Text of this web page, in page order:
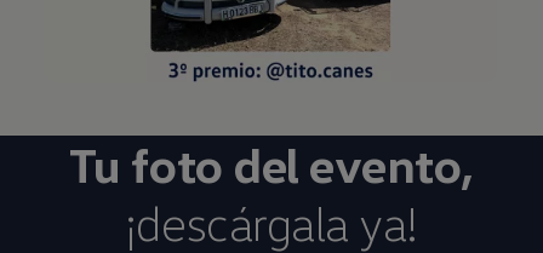
Tu foto del evento,
¡descárgala ya!